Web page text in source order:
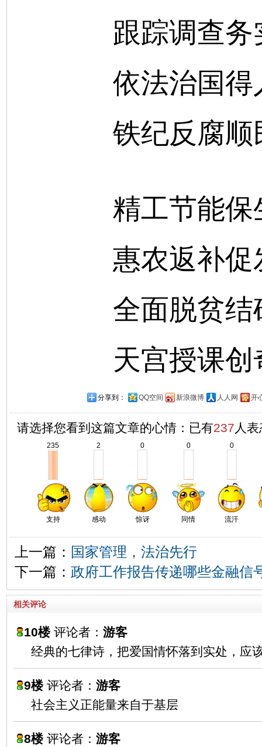
跟踪调查务
依法治国得
铁纪反腐顺
精工节能保
惠农返补促
全面脱贫结
天宫授课创
分享到： QQ空间 新浪微博 人人网 开
请选择您看到这篇文章的心情：已有237 人
235
支持
2
感动
0
惊讶
0
同情
0
流汗
上一篇： 国家管理，法治先行
下一篇： 政府工作报告传递哪些金融信
相关评论
10楼评论者： 游客
经典的七律诗，把爱国情怀落到实处，应
9楼评论者： 游客
社会主义正能量来自于基层
8楼评论者： 游客